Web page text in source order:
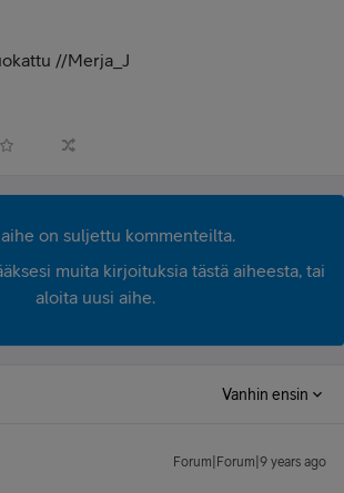
//Merja_J
aihe on suljettu kommenteilta.
muita kirjoituksia tästä aiheesta, tai
aloita uusi aihe.
Vanhin ensin
Forum|Forum|9 years ago